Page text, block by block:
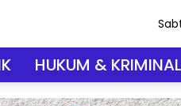
HUKUM & KRIMINAL